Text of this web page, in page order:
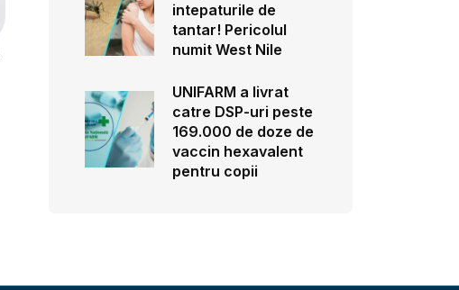
intepaturile de
tantar! Pericolul
numit West Nile
UNIFARM a livrat
catre DSP-uri peste
169.000 de doze de
vaccin hexavalent
pentru copii